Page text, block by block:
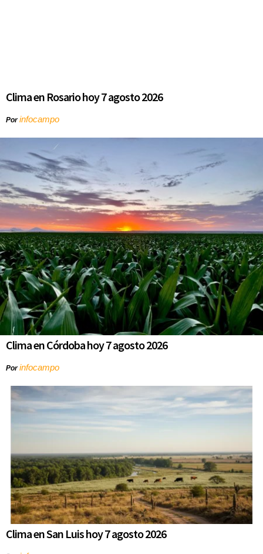
Clima en Rosario hoy 7 agosto 2026
Porinfocampo
Clima en Córdoba hoy 7 agosto 2026
Porinfocampo
Clima en San Luis hoy 7 agosto 2026